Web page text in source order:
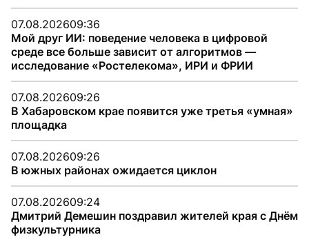
07.08.202609:36
Мой друг ИИ: поведение человека в цифровой
среде все больше зависит от алгоритмов —
исследование «Ростелекома», ИРИ и ФРИИ
07.08.202609:26
В Хабаровском крае появится уже третья «умная»
площадка
07.08.202609:26
В южных районах ожидается циклон
07.08.202609:24
Дмитрий Демешин поздравил жителей края с Днём
физкультурника